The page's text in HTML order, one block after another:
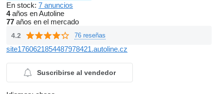
En stock: 7 anuncios
4años en Autoline
77 años en el mercado
4.2 76 reseñas
site1760621854487978421.autoline.cz
Suscribirse al vendedor